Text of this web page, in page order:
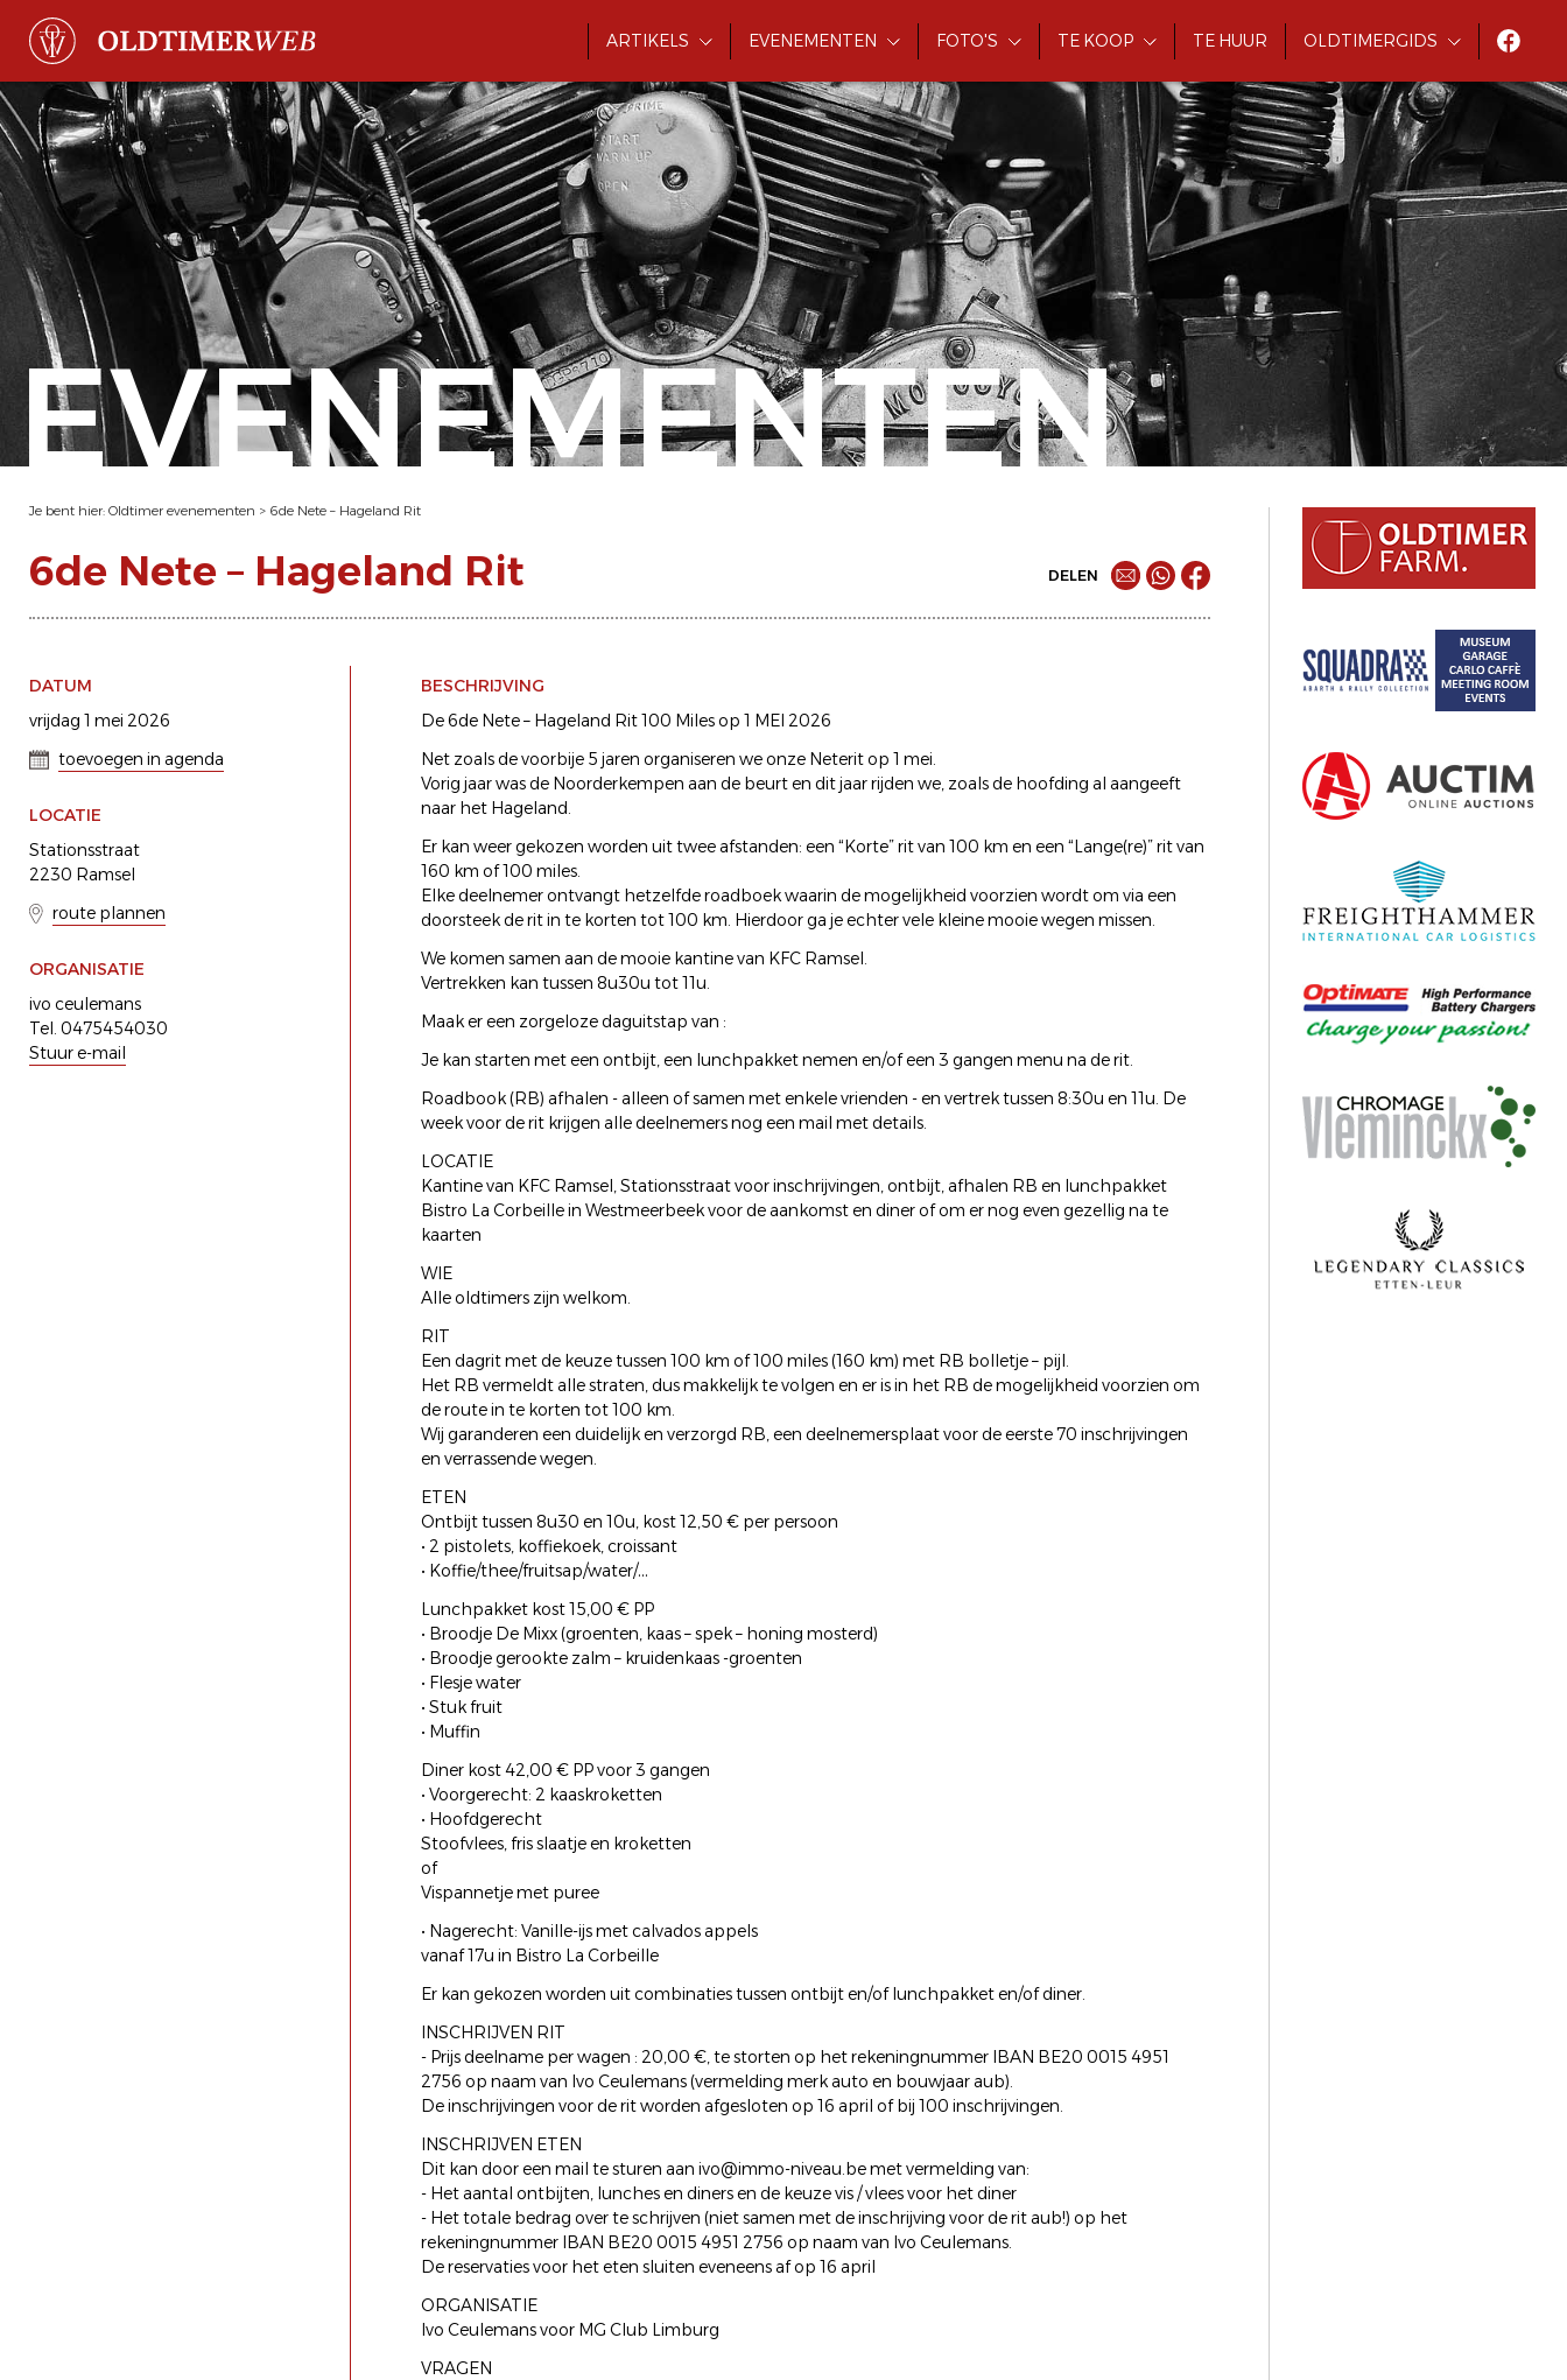
ARTIKELS EVENEMENTEN FOTO'S TE KOOP TE HUUR OLDTIMERGIDS
EVENEMENTEN
Je bent hier: Oldtimer evenementen > 6de Nete – Hageland Rit
6de Nete – Hageland Rit DELEN
DATUM
vrijdag 1 mei 2026
toevoegen in agenda
LOCATIE
Stationsstraat
2230 Ramsel
route plannen
ORGANISATIE
ivo ceulemans
Tel. 0475454030
Stuur e-mail
BESCHRIJVING
De 6de Nete – Hageland Rit 100 Miles op 1 MEI 2026
Net zoals de voorbije 5 jaren organiseren we onze Neterit op 1 mei.
Vorig jaar was de Noorderkempen aan de beurt en dit jaar rijden we, zoals de hoofding al aangeeft
naar het Hageland.
Er kan weer gekozen worden uit twee afstanden: een “Korte” rit van 100 km en een “Lange(re)” rit van
160 km of 100 miles.
Elke deelnemer ontvangt hetzelfde roadboek waarin de mogelijkheid voorzien wordt om via een
doorsteek de rit in te korten tot 100 km. Hierdoor ga je echter vele kleine mooie wegen missen.
We komen samen aan de mooie kantine van KFC Ramsel.
Vertrekken kan tussen 8u30u tot 11u.
Maak er een zorgeloze daguitstap van :
Je kan starten met een ontbijt, een lunchpakket nemen en/of een 3 gangen menu na de rit.
Roadbook (RB) afhalen - alleen of samen met enkele vrienden - en vertrek tussen 8:30u en 11u. De
week voor de rit krijgen alle deelnemers nog een mail met details.
LOCATIE
Kantine van KFC Ramsel, Stationsstraat voor inschrijvingen, ontbijt, afhalen RB en lunchpakket
Bistro La Corbeille in Westmeerbeek voor de aankomst en diner of om er nog even gezellig na te
kaarten
WIE
Alle oldtimers zijn welkom.
RIT
Een dagrit met de keuze tussen 100 km of 100 miles (160 km) met RB bolletje – pijl.
Het RB vermeldt alle straten, dus makkelijk te volgen en er is in het RB de mogelijkheid voorzien om
de route in te korten tot 100 km.
Wij garanderen een duidelijk en verzorgd RB, een deelnemersplaat voor de eerste 70 inschrijvingen
en verrassende wegen.
ETEN
Ontbijt tussen 8u30 en 10u, kost 12,50 € per persoon
• 2 pistolets, koffiekoek, croissant
• Koffie/thee/fruitsap/water/…
Lunchpakket kost 15,00 € PP
• Broodje De Mixx (groenten, kaas – spek – honing mosterd)
• Broodje gerookte zalm – kruidenkaas -groenten
• Flesje water
• Stuk fruit
• Muffin
Diner kost 42,00 € PP voor 3 gangen
• Voorgerecht: 2 kaaskroketten
• Hoofdgerecht
Stoofvlees, fris slaatje en kroketten
of
Vispannetje met puree
• Nagerecht: Vanille-ijs met calvados appels
vanaf 17u in Bistro La Corbeille
Er kan gekozen worden uit combinaties tussen ontbijt en/of lunchpakket en/of diner.
INSCHRIJVEN RIT
- Prijs deelname per wagen : 20,00 €, te storten op het rekeningnummer IBAN BE20 0015 4951
2756 op naam van Ivo Ceulemans (vermelding merk auto en bouwjaar aub).
De inschrijvingen voor de rit worden afgesloten op 16 april of bij 100 inschrijvingen.
INSCHRIJVEN ETEN
Dit kan door een mail te sturen aan ivo@immo-niveau.be met vermelding van:
- Het aantal ontbijten, lunches en diners en de keuze vis / vlees voor het diner
- Het totale bedrag over te schrijven (niet samen met de inschrijving voor de rit aub!) op het
rekeningnummer IBAN BE20 0015 4951 2756 op naam van Ivo Ceulemans.
De reservaties voor het eten sluiten eveneens af op 16 april
ORGANISATIE
Ivo Ceulemans voor MG Club Limburg
VRAGEN